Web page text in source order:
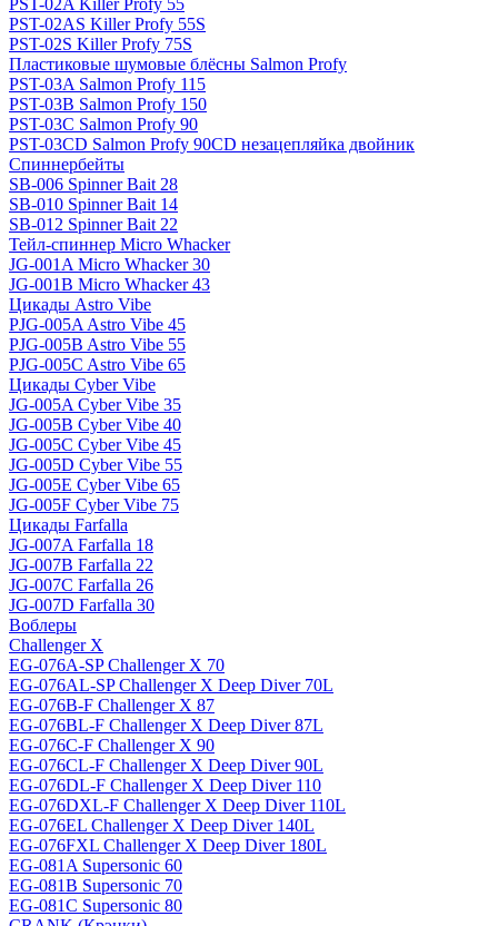
PST-02A Killer Profy 55
PST-02AS Killer Profy 55S
PST-02S Killer Profy 75S
Пластиковые шумовые блёсны Salmon Profy
PST-03A Salmon Profy 115
PST-03B Salmon Profy 150
PST-03C Salmon Profy 90
PST-03CD Salmon Profy 90CD незацепляйка двойник
Спиннербейты
SB-006 Spinner Bait 28
SB-010 Spinner Bait 14
SB-012 Spinner Bait 22
Тейл-спиннер Micro Whacker
JG-001A Micro Whacker 30
JG-001B Micro Whacker 43
Цикады Astro Vibe
PJG-005A Astro Vibe 45
PJG-005B Astro Vibe 55
PJG-005C Astro Vibe 65
Цикады Cyber Vibe
JG-005A Cyber Vibe 35
JG-005B Cyber Vibe 40
JG-005C Cyber Vibe 45
JG-005D Cyber Vibe 55
JG-005E Cyber Vibe 65
JG-005F Cyber Vibe 75
Цикады Farfalla
JG-007A Farfalla 18
JG-007B Farfalla 22
JG-007C Farfalla 26
JG-007D Farfalla 30
Воблеры
Challenger X
EG-076A-SP Challenger X 70
EG-076AL-SP Challenger X Deep Diver 70L
EG-076B-F Challenger X 87
EG-076BL-F Challenger X Deep Diver 87L
EG-076C-F Challenger X 90
EG-076CL-F Challenger X Deep Diver 90L
EG-076DL-F Challenger X Deep Diver 110
EG-076DXL-F Challenger X Deep Diver 110L
EG-076EL Challenger X Deep Diver 140L
EG-076FXL Challenger X Deep Diver 180L
EG-081A Supersonic 60
EG-081B Supersonic 70
EG-081C Supersonic 80